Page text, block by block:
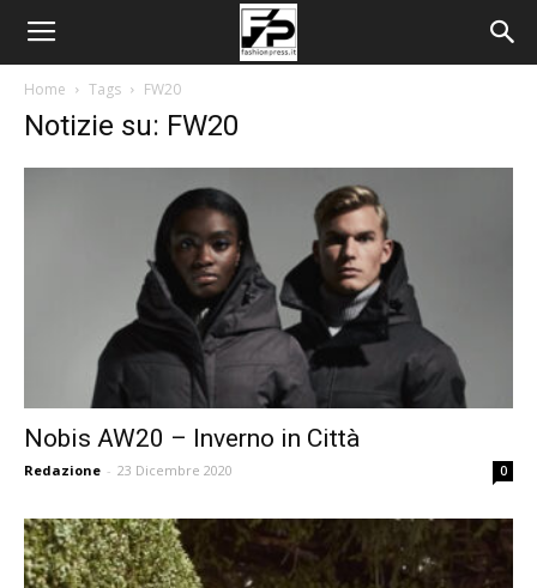
Home Tags FW20
Notizie su: FW20
Nobis AW20 – Inverno in Città
Redazione - 23 Dicembre 2020 0